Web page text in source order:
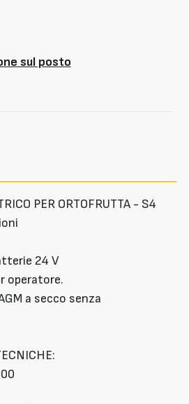
PER ORTOFRUTTA - S4
24 V
operatore.
a secco senza
sul posto